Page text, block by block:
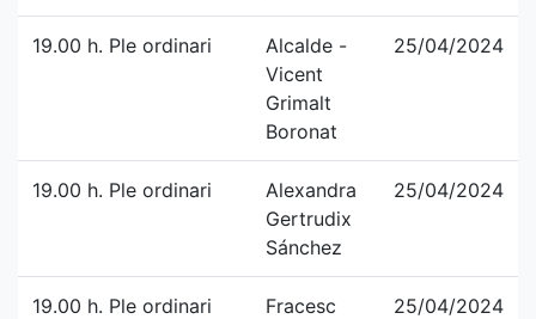
19.00 h. Ple ordinari
Alcalde -
Vicent
Grimalt
Boronat
25/04/2024
19.00 h. Ple ordinari
Alexandra
Gertrudix
Sánchez
25/04/2024
19.00 h. Ple ordinari
Fracesc
25/04/2024